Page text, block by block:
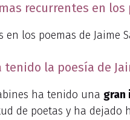
recurrentes en los
en los poemas de Jaime
tenido la poesía de
ha tenido una gran
de poetas y ha dejado